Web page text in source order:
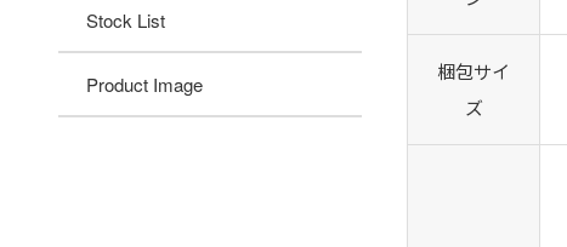
Stock List
Product Image
梱包サイ
ズ